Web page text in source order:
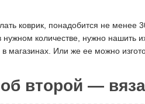
коврик, понадобится не менее
количестве, нужно нашить
в магазинах. Или же ее можно
второй —